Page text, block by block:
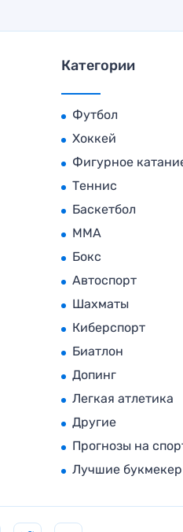
Категории
Футбол
Хоккей
Фигурное
Теннис
Баскетбол
MMA
Бокс
Автоспорт
Шахматы
Киберспорт
Биатлон
Допинг
Легкая атлетика
Другие
Прогнозы на
Лучшие